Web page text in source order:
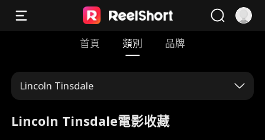
首頁 類別 品牌
Lincoln Tinsdale
Lincoln Tinsdale電影收藏